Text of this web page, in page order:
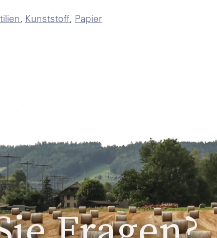
, Kunststoff, Papier